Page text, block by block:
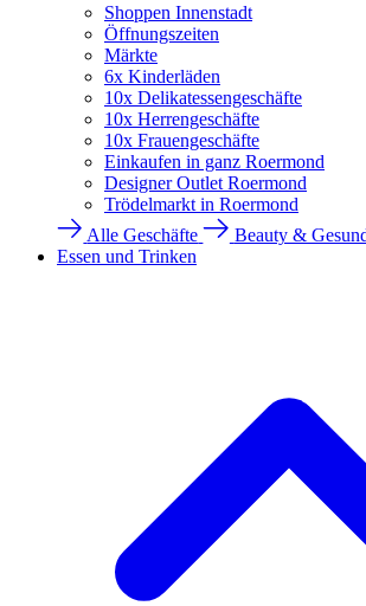
Shoppen Innenstadt
Öffnungszeiten
Märkte
6x Kinderläden
10x Delikatessengeschäfte
10x Herrengeschäfte
10x Frauengeschäfte
Einkaufen in ganz Roermond
Designer Outlet Roermond
Trödelmarkt in Roermond
Alle Geschäfte
Beauty &
Essen und Trinken